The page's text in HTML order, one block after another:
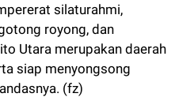
silaturahmi,
royong, dan
Utara merupakan daerah
siap menyongsong
(fz)